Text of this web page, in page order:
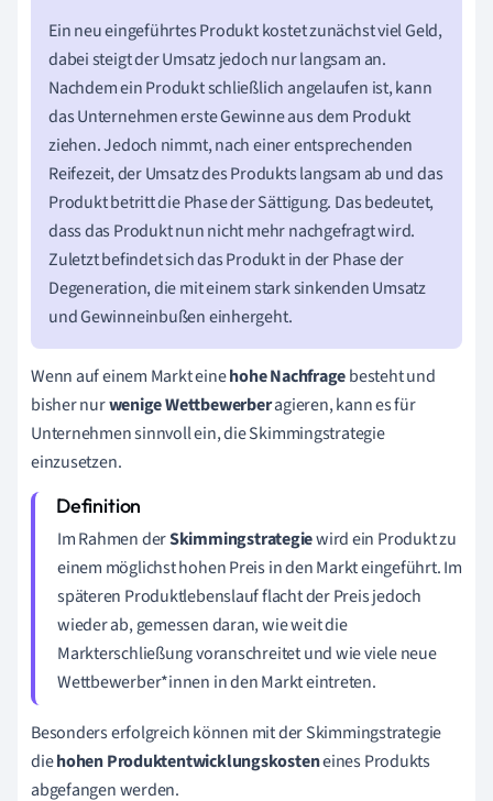
Ein neu eingeführtes Produkt kostet zunächst viel Geld,
dabei steigt der Umsatz jedoch nur langsam an.
Nachdem ein Produkt schließlich angelaufen ist, kann
das Unternehmen erste Gewinne aus dem Produkt
ziehen. Jedoch nimmt, nach einer entsprechenden
Reifezeit, der Umsatz des Produkts langsam ab und das
Produkt betritt die Phase der Sättigung. Das bedeutet,
dass das Produkt nun nicht mehr nachgefragt wird.
Zuletzt befindet sich das Produkt in der Phase der
Degeneration, die mit einem stark sinkenden Umsatz
und Gewinneinbußen einhergeht.
Wenn auf einem Markt einehohe Nachfragebesteht und
bisher nurwenige Wettbewerberagieren, kann es für
Unternehmen sinnvoll ein, die Skimmingstrategie
einzusetzen.
Im Rahmen derSkimmingstrategiewird ein Produkt zu
einem möglichst hohen Preis in den Markt eingeführt. Im
späteren Produktlebenslauf flacht der Preis jedoch
wieder ab, gemessen daran, wie weit die
Markterschließung voranschreitet und wie viele neue
Wettbewerber*innen in den Markt eintreten.
Besonders erfolgreich können mit der Skimmingstrategie
diehohen Produktentwicklungskosteneines Produkts
abgefangen werden.